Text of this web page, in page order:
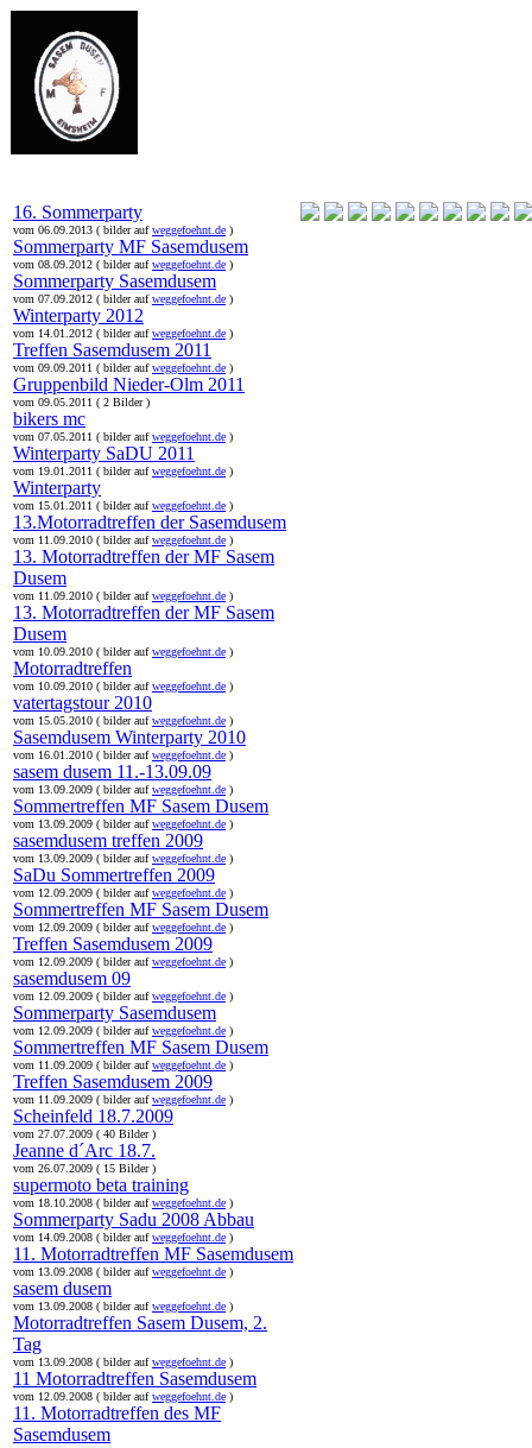
16. Sommerparty
vom 06.09.2013 ( bilder aufweggefoehnt.de )
Sommerparty MF Sasemdusem
vom 08.09.2012 ( bilder aufweggefoehnt.de )
Sommerparty Sasemdusem
vom 07.09.2012 ( bilder aufweggefoehnt.de )
Winterparty 2012
vom 14.01.2012 ( bilder aufweggefoehnt.de )
Treffen Sasemdusem 2011
vom 09.09.2011 ( bilder aufweggefoehnt.de )
Gruppenbild Nieder-Olm 2011
vom 09.05.2011 ( 2 Bilder )
bikers mc
vom 07.05.2011 ( bilder aufweggefoehnt.de )
Winterparty SaDU 2011
vom 19.01.2011 ( bilder aufweggefoehnt.de )
Winterparty
vom 15.01.2011 ( bilder aufweggefoehnt.de )
13.Motorradtreffen der Sasemdusem
vom 11.09.2010 ( bilder aufweggefoehnt.de )
13. Motorradtreffen der MF Sasem
Dusem
vom 11.09.2010 ( bilder aufweggefoehnt.de )
13. Motorradtreffen der MF Sasem
Dusem
vom 10.09.2010 ( bilder aufweggefoehnt.de )
Motorradtreffen
vom 10.09.2010 ( bilder aufweggefoehnt.de )
vatertagstour 2010
vom 15.05.2010 ( bilder aufweggefoehnt.de )
Sasemdusem Winterparty 2010
vom 16.01.2010 ( bilder aufweggefoehnt.de )
sasem dusem 11.-13.09.09
vom 13.09.2009 ( bilder aufweggefoehnt.de )
Sommertreffen MF Sasem Dusem
vom 13.09.2009 ( bilder aufweggefoehnt.de )
sasemdusem treffen 2009
vom 13.09.2009 ( bilder aufweggefoehnt.de )
SaDu Sommertreffen 2009
vom 12.09.2009 ( bilder aufweggefoehnt.de )
Sommertreffen MF Sasem Dusem
vom 12.09.2009 ( bilder aufweggefoehnt.de )
Treffen Sasemdusem 2009
vom 12.09.2009 ( bilder aufweggefoehnt.de )
sasemdusem 09
vom 12.09.2009 ( bilder aufweggefoehnt.de )
Sommerparty Sasemdusem
vom 12.09.2009 ( bilder aufweggefoehnt.de )
Sommertreffen MF Sasem Dusem
vom 11.09.2009 ( bilder aufweggefoehnt.de )
Treffen Sasemdusem 2009
vom 11.09.2009 ( bilder aufweggefoehnt.de )
Scheinfeld 18.7.2009
vom 27.07.2009 ( 40 Bilder )
Jeanne d´Arc 18.7.
vom 26.07.2009 ( 15 Bilder )
supermoto beta training
vom 18.10.2008 ( bilder aufweggefoehnt.de )
Sommerparty Sadu 2008 Abbau
vom 14.09.2008 ( bilder aufweggefoehnt.de )
11. Motorradtreffen MF Sasemdusem
vom 13.09.2008 ( bilder aufweggefoehnt.de )
sasem dusem
vom 13.09.2008 ( bilder aufweggefoehnt.de )
Motorradtreffen Sasem Dusem, 2.
Tag
vom 13.09.2008 ( bilder aufweggefoehnt.de )
11 Motorradtreffen Sasemdusem
vom 12.09.2008 ( bilder aufweggefoehnt.de )
11. Motorradtreffen des MF
Sasemdusem